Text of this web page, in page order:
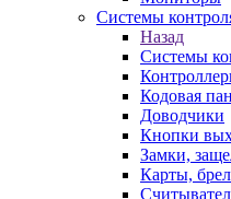
Системы
Назад
Системы
Кодовая
Доводчики
Кнопки
Замки,
Карты,